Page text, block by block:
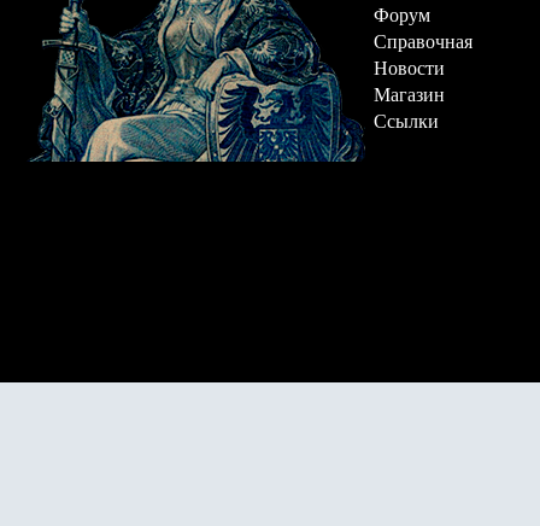
Форум
Справочная
Новости
Магазин
Ссылки